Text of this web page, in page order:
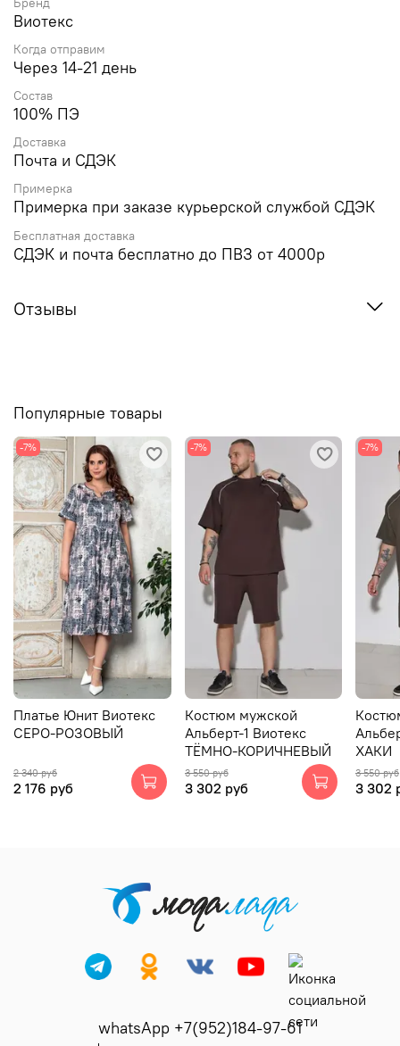
Виотекс
Когда отправим
Через 14-21 день
Состав
100% ПЭ
Доставка
Почта и СДЭК
Примерка
Примерка при заказе курьерской службой СДЭК
Бесплатная доставка
СДЭК и почта бесплатно до ПВЗ от 4000р
Отзывы
Популярные товары
-7%
Платье Юнит Виотекс
СЕРО-РОЗОВЫЙ
2 340 руб
2 176 руб
-7%
Костюм мужской
Альберт-1 Виотекс
ТЁМНО-КОРИЧНЕВЫЙ
3 550 руб
3 302 руб
-7%
ХАКИ
3 550 руб
3 302
whatsApp +7(952)184-97-61